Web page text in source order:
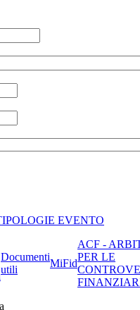
EVENTO
Documenti
utili
MiFid
ACF -
PER LE